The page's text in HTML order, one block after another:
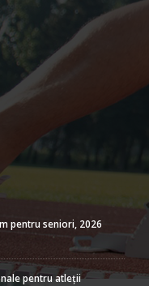
pentru seniori, 2026
pentru atleții